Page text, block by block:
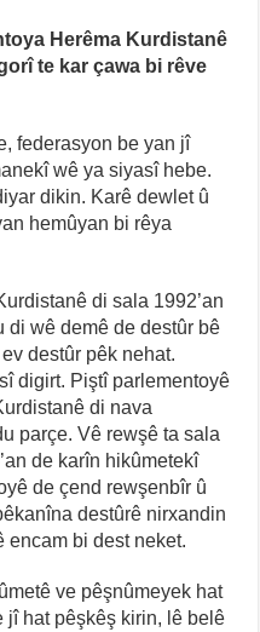
Herêma Kurdistanê
te kar çawa bi rêve
federasyon be yan jî
wê ya siyasî hebe.
dikin. Karê dewlet û
hemûyan bi rêya
di sala 1992’an
di wê demê de destûr bê
destûr pêk nehat.
digirt. Piştî parlementoyê
di nava
parçe. Vê rewşê ta sala
de karîn hikûmetekî
de çend rewşenbîr û
destûrê nirxandin
encam bi dest neket.
ve pêşnûmeyek hat
jî hat pêşkêş kirin, lê belê